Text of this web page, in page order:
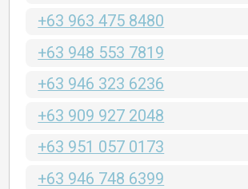
+63 963 475 8480
+63 948 553 7819
+63 946 323 6236
+63 909 927 2048
+63 951 057 0173
+63 946 748 6399